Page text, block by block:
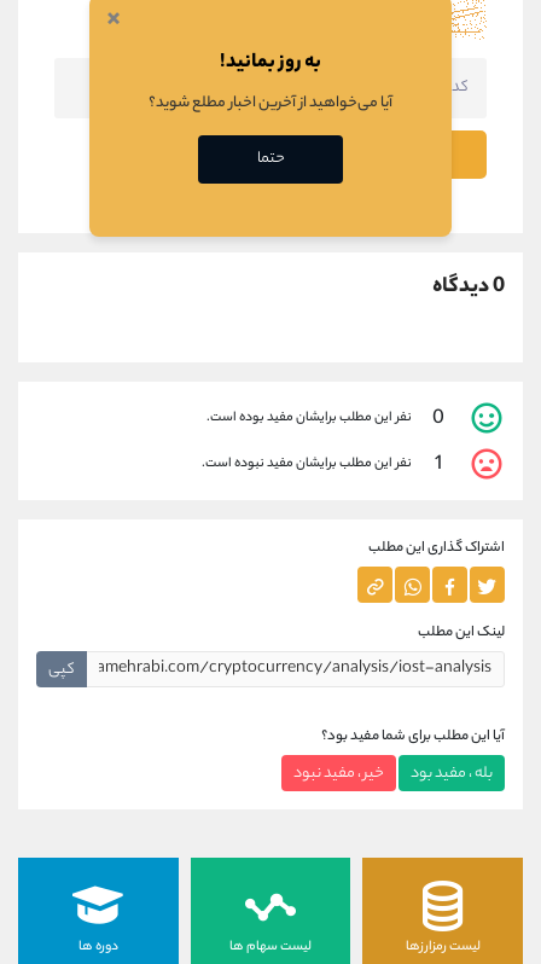
0 دیدگاه
0 نفر این مطلب برایشان مفید بوده است.
1 نفر این مطلب برایشان مفید نبوده است.
اشتراک گذاری این مطلب
لینک این مطلب
کپی
آیا این مطلب برای شما مفید بود؟
بله ، مفید بود خیر ، مفید نبود
لیست رمزارزها لیست سهام ها دوره ها
×
به روز بمانید!
آیا می‌خواهید از آخرین اخبار مطلع شوید؟
حتما